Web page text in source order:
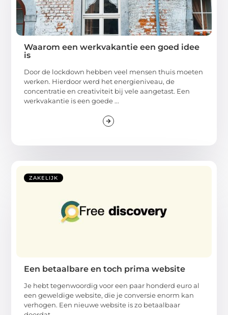
Waarom een werkvakantie een goed idee
is
Door de lockdown hebben veel mensen thuis moeten
werken. Hierdoor werd het energieniveau, de
concentratie en creativiteit bij vele aangetast. Een
werkvakantie is een goede ...
ZAKELIJK
Een betaalbare en toch prima website
Je hebt tegenwoordig voor een paar honderd euro al
een geweldige website, die je conversie enorm kan
verhogen. Een nieuwe website is zo betaalbaar